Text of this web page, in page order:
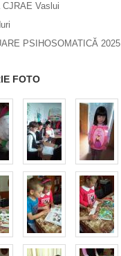
CJRAE Vaslui
PSIHOSOMATICĂ 2025
FOTO